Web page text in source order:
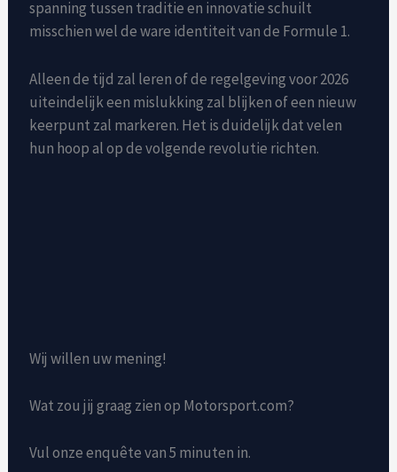
spanning tussen traditie en innovatie schuilt
misschien wel de ware identiteit van de Formule 1.
Alleen de tijd zal leren of de regelgeving voor 2026
uiteindelijk een mislukking zal blijken of een nieuw
keerpunt zal markeren. Het is duidelijk dat velen
hun hoop al op de volgende revolutie richten.
Wij willen uw mening!
Wat zou jij graag zien op Motorsport.com?
Vul onze enquête van 5 minuten in.